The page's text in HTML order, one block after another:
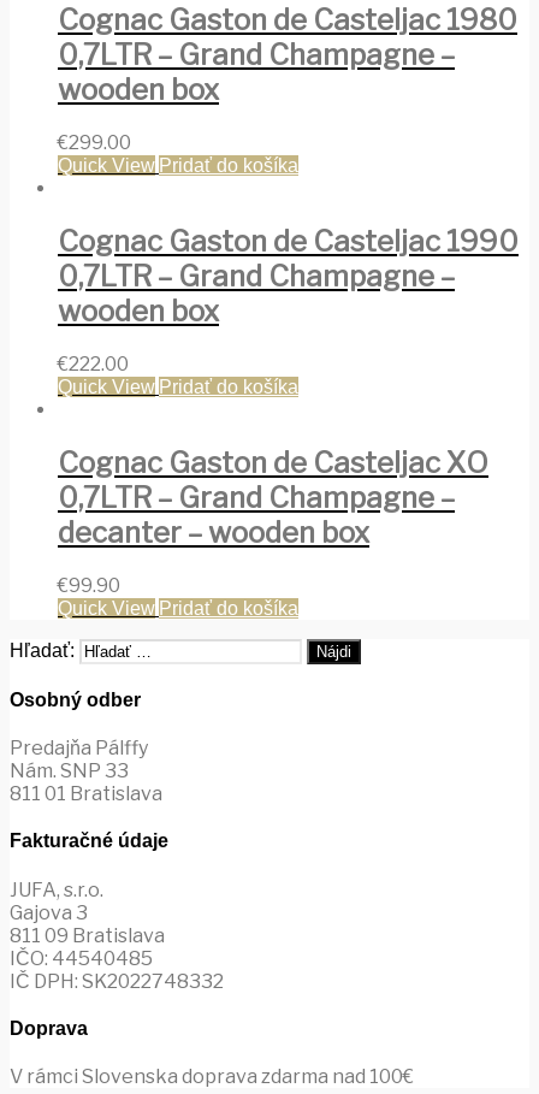
Cognac Gaston de Casteljac 1980
0,7LTR – Grand Champagne –
wooden box
€299.00
Quick View Pridať do košíka
Cognac Gaston de Casteljac 1990
0,7LTR – Grand Champagne –
wooden box
€222.00
Quick View Pridať do košíka
Cognac Gaston de Casteljac XO
0,7LTR – Grand Champagne –
decanter – wooden box
€99.90
Quick View Pridať do košíka
Hľadať:
Osobný odber
Predajňa Pálffy
Nám. SNP 33
811 01 Bratislava
Fakturačné údaje
JUFA, s.r.o.
Gajova 3
811 09 Bratislava
IČO: 44540485
IČ DPH: SK2022748332
Doprava
V rámci Slovenska doprava zdarma nad 100€